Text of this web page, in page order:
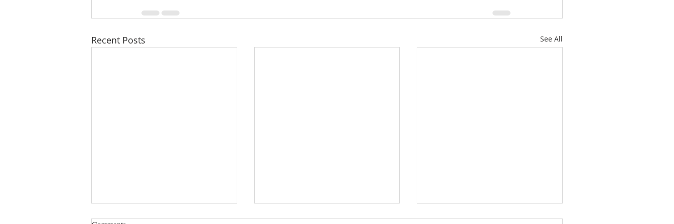
Recent Posts See All